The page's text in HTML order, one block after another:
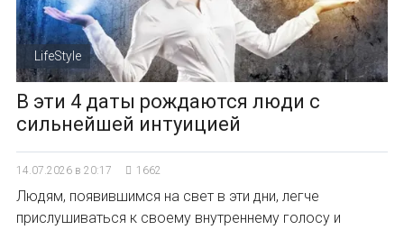
LifeStyle
В эти 4 даты рождаются люди с
сильнейшей интуицией
14.07.2026 в 20:17 1662
Людям, появившимся на свет в эти дни, легче
прислушиваться к своему внутреннему голосу и